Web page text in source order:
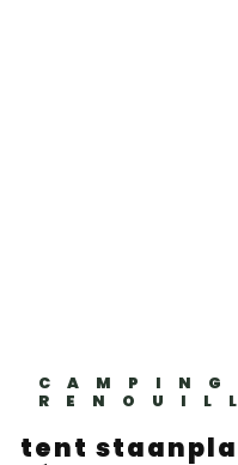
tent